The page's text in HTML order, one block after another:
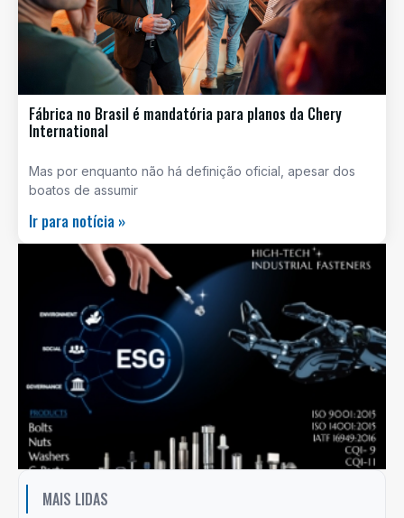
Fábrica no Brasil é mandatória para planos da Chery
International
Mas por enquanto não há definição oficial, apesar dos
boatos de assumir
Ir para notícia »
MAIS LIDAS